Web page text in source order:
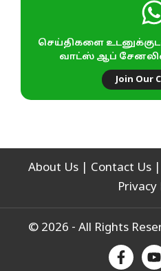
செய்திகளை
வாட்ஸ் ஆப்
Join Our
About Us Contact Us
Privacy
© 2026 - All Rights